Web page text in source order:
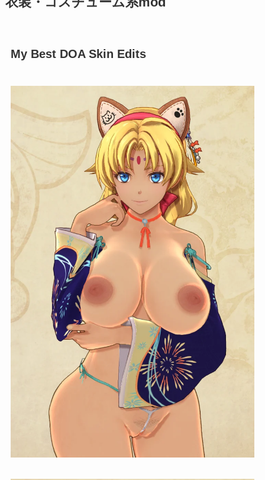
My Best DOA Skin Edits